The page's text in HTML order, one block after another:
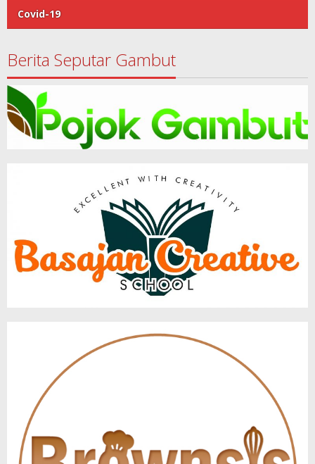
Covid-19
Berita Seputar Gambut